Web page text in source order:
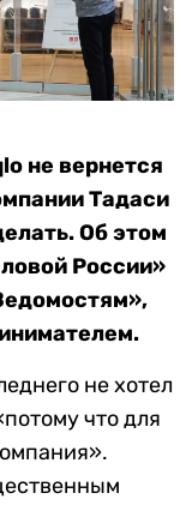
не вернется
Тадаси
Об этом
России»
не хотел
что для